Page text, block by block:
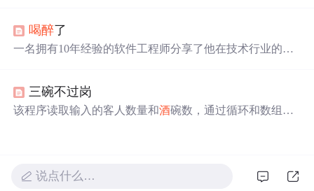
喝醉了
一名拥有10年经验的软件工程师分享了他在技术行业的心
原则比精通特定技术栈更重要。
三碗不过岗
该程序读取输入的客人数量和酒碗数，通过循环和数组计
说点什么…